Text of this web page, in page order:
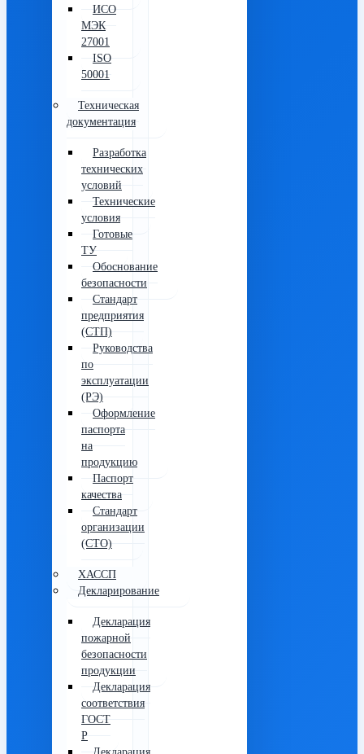
ИСО
МЭК
27001
ISO
50001
Техническая
документация
Разработка
технических
условий
Технические
условия
Готовые
ТУ
Обоснование
безопасности
Стандарт
предприятия
(СТП)
Руководства
по
эксплуатации
(РЭ)
Оформление
паспорта
на
продукцию
Паспорт
качества
Стандарт
организации
(СТО)
ХАССП
Декларирование
Декларация
пожарной
безопасности
продукции
Декларация
соответствия
ГОСТ
Р